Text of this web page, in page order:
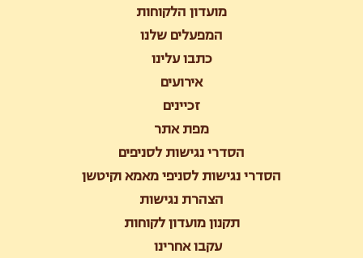
מועדון הלקוחות
המפעלים שלנו
כתבו עלינו
אירועים
זכיינים
מפת אתר
הסדרי נגישות לסניפים
הסדרי נגישות לסניפי מאמא וקיטשן
הצהרת נגישות
תקנון מועדון לקוחות
עקבו אחרינו